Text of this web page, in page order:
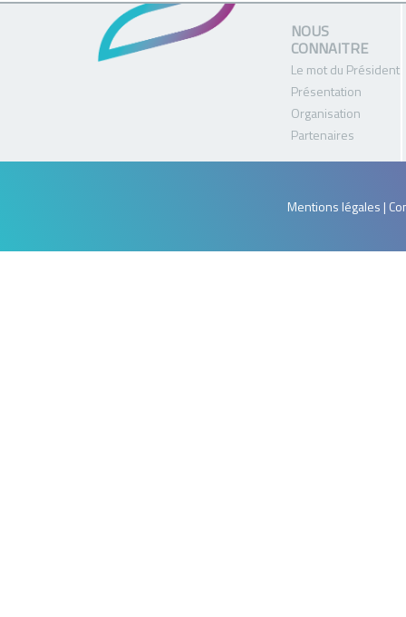
NOUS
CONNAITRE
Le mot du Président
Présentation
Organisation
Partenaires
Mentions légales |